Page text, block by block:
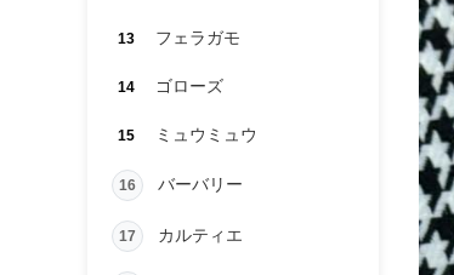
13 フェラガモ
14 ゴローズ
15 ミュウミュウ
16 バーバリー
17 カルティエ